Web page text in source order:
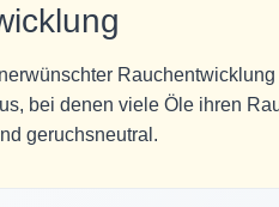
bei denen viele Öle ihren
geruchsneutral.